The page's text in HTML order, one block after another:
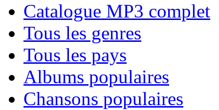
Catalogue MP3 complet
Tous les genres
Tous les pays
Albums populaires
Chansons populaires